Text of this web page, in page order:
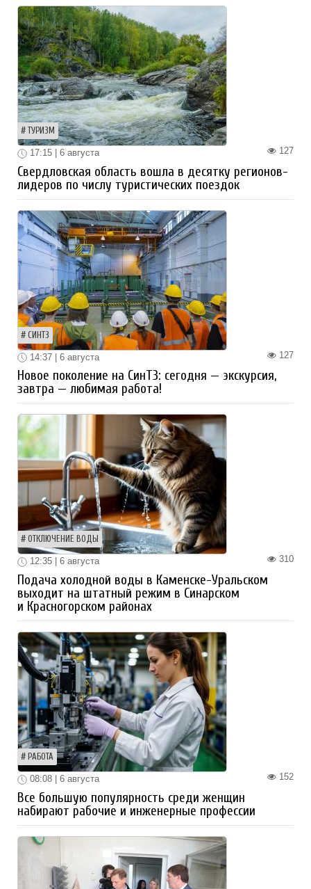
ТУРИЗМ
127
17:15 | 6 августа
Свердловская область вошла в десятку регионов-
лидеров по числу туристических поездок
СИНТЗ
127
14:37 | 6 августа
Новое поколение на СинТЗ: сегодня — экскурсия,
завтра — любимая работа!
ОТКЛЮЧЕНИЕ ВОДЫ
310
12:35 | 6 августа
Подача холодной воды в Каменске-Уральском
выходит на штатный режим в Синарском
и Красногорском районах
РАБОТА
152
08:08 | 6 августа
Все большую популярность среди женщин
набирают рабочие и инженерные профессии